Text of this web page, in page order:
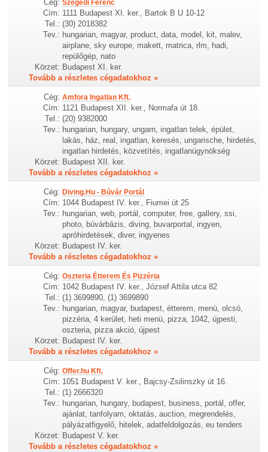
Cég: Szegedi Ferenc
Cím: 1111 Budapest XI. ker., Bartok B U 10-12
Tel.: (30) 2018382
Tev.: hungarian, magyar, product, data, model, kit, malev,
airplane, sky europe, makett, matrica, rlm, hadi,
repülőgép, nato
Körzet: Budapest XI. ker.
Tovább a részletes cégadatokhoz »
Cég: Amfora Ingatlan Kft.
Cím: 1121 Budapest XII. ker., Normafa út 18.
Tel.: (20) 9382000
Tev.: hungarian, hungary, ungarn, ingatlan telek, épület,
lakás, ház, real, ingatlan, keresés, ungarische, hirdetés,
ingatlan hirdetés, közvetítés, ingatlanügynökség
Körzet: Budapest XII. ker.
Tovább a részletes cégadatokhoz »
Cég: Diving.Hu - Búvár Portál
Cím: 1044 Budapest IV. ker., Fiumei út 25
Tev.: hungarian, web, portál, computer, free, gallery, ssi,
photo, búvárbázis, diving, buvarportal, ingyen,
apróhirdetések, diver, ingyenes
Körzet: Budapest IV. ker.
Tovább a részletes cégadatokhoz »
Cég: Oszteria Étterem És Pizzéria
Cím: 1042 Budapest IV. ker., József Attila utca 82
Tel.: (1) 3699890, (1) 3699890
Tev.: hungarian, magyar, budapest, étterem, menü, olcsó,
pizzéria, 4 kerület, heti menü, pizza, 1042, újpesti,
oszteria, pizza akció, újpest
Körzet: Budapest IV. ker.
Tovább a részletes cégadatokhoz »
Cég: Offer.hu Kft.
Cím: 1051 Budapest V. ker., Bajcsy-Zsilinszky út 16.
Tel.: (1) 2666320
Tev.: hungarian, hungary, budapest, business, portál, offer,
ajánlat, tanfolyam, oktatás, auction, megrendelés,
pályázatfigyelő, hitelek, adatfeldolgozás, eu tenders
Körzet: Budapest V. ker.
Tovább a részletes cégadatokhoz »